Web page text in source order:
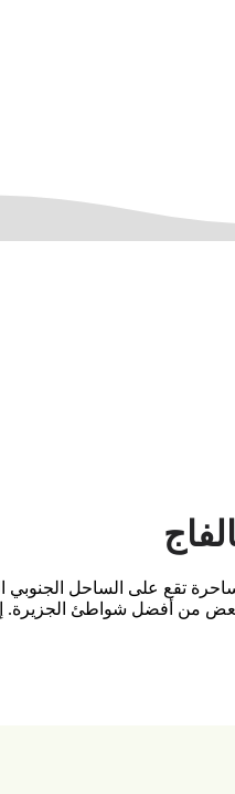
تقع على الساحل الجنوبي
من أفضل شواطئ الجزيرة. إنها